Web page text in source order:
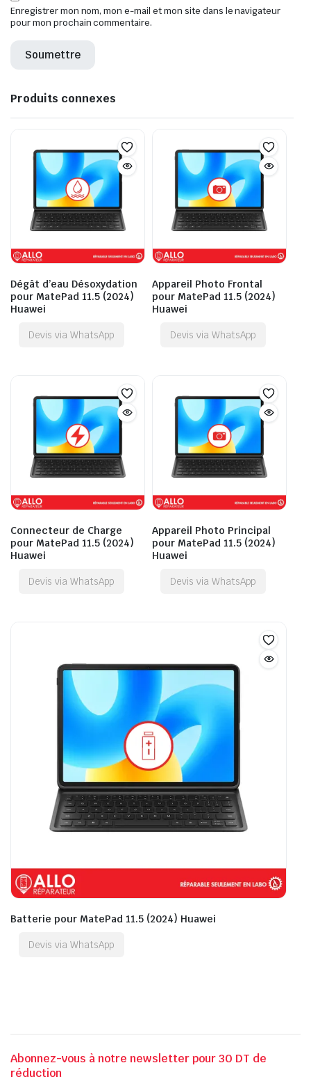
Enregistrer mon nom, mon e-mail et mon site dans le navigateur
pour mon prochain commentaire.
Produits connexes
Dégât d’eau Désoxydation
pour MatePad 11.5 (2024)
Huawei
Devis via WhatsApp
Appareil Photo Frontal
pour MatePad 11.5 (2024)
Huawei
Devis via WhatsApp
Connecteur de Charge
pour MatePad 11.5 (2024)
Huawei
Devis via WhatsApp
Appareil Photo Principal
pour MatePad 11.5 (2024)
Huawei
Devis via WhatsApp
Batterie pour MatePad 11.5 (2024) Huawei
Devis via WhatsApp
Abonnez-vous à notre newsletter pour 30 DT de
réduction